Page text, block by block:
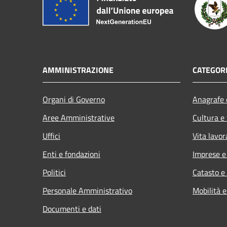
AMMINISTRAZIONE
Organi di Governo
Aree Amministrative
Uffici
Enti e fondazioni
Politici
Personale Amministrativo
Documenti e dati
Cultura
Vita
Imprese
Catasto
Mobilità